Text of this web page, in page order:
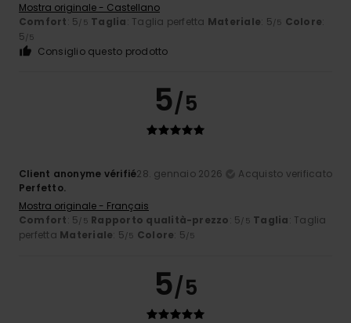
Mostra originale - Castellano
Comfort: 5/5 Taglia: Taglia perfetta Materiale: 5/5 Colore:
5/5
Consiglio questo prodotto
5/5
Client anonyme vérifié28. gennaio 2026
Acquisto verificato
Perfetto.
Mostra originale - Français
Comfort: 5/5 Rapporto qualità-prezzo: 5/5 Taglia: Taglia
perfetta Materiale: 5/5 Colore: 5/5
5/5